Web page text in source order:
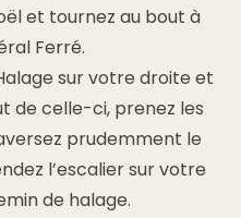
et tournez au bout à
Ferré.
sur votre droite et
de celle-ci, prenez les
prudemment le
l’escalier sur votre
de halage.